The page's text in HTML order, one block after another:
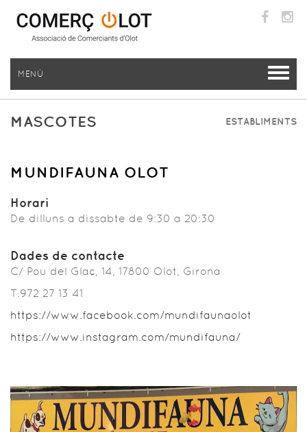
MENÚ
ESTABLIMENTS
MASCOTES
MUNDIFAUNA OLOT
Horari
De dilluns a dissabte de 9:30 a 20:30
Dades de contacte
C/ Pou del Glaç, 14, 17800 Olot, Girona
T.972 27 13 41
https://www.facebook.com/mundifaunaolot
https://www.instagram.com/mundifauna/